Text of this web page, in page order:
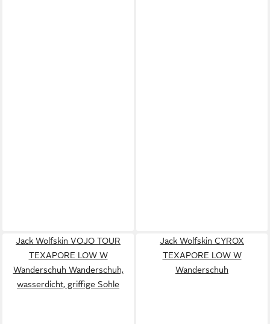
Jack Wolfskin VOJO TOUR
TEXAPORE LOW W
Wanderschuh Wanderschuh,
wasserdicht, griffige Sohle
Jack Wolfskin CYROX
TEXAPORE LOW W
Wanderschuh